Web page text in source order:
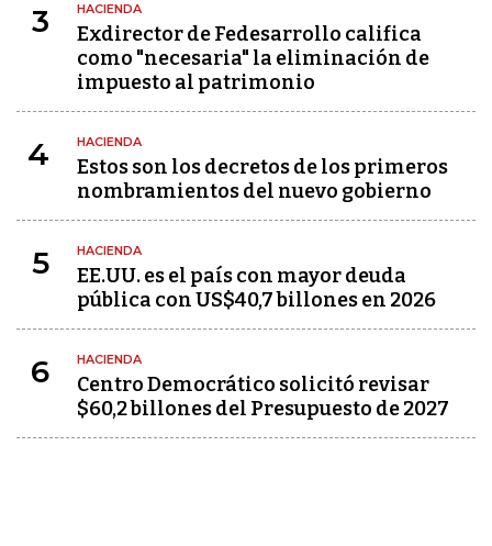
3 HACIENDA
Exdirector de Fedesarrollo califica
como "necesaria" la eliminación de
impuesto al patrimonio
4 HACIENDA
Estos son los decretos de los primeros
nombramientos del nuevo gobierno
5 HACIENDA
EE.UU. es el país con mayor deuda
pública con US$40,7 billones en 2026
6 HACIENDA
Centro Democrático solicitó revisar
$60,2 billones del Presupuesto de 2027